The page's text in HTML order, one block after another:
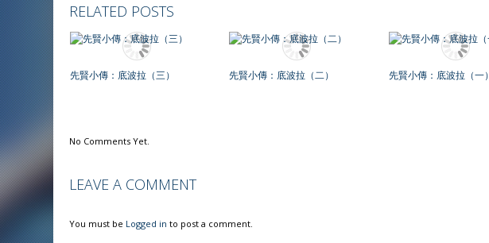
RELATED POSTS
先賢小傳：底波拉（三） 先賢小傳：底波拉（二） 先賢小傳：底波拉（一）
No Comments Yet.
LEAVE A COMMENT
You must be Logged in to post a comment.